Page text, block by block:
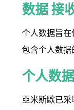
数据 接
个人数据旨在
包含个人数据
个人数
亞米斯歐已